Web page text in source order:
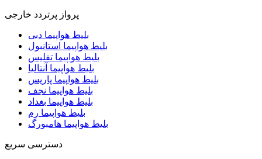
پرواز پرتردد خارجی
بلیط هواپیما دبی
بلیط هواپیما استانبول
بلیط هواپیما تفلیس
بلیط هواپیما آنتالیا
بلیط هواپیما پاریس
بلیط هواپیما نجف
بلیط هواپیما بغداد
بلیط هواپیما رم
بلیط هواپیما هامبورگ
دسترسی سریع